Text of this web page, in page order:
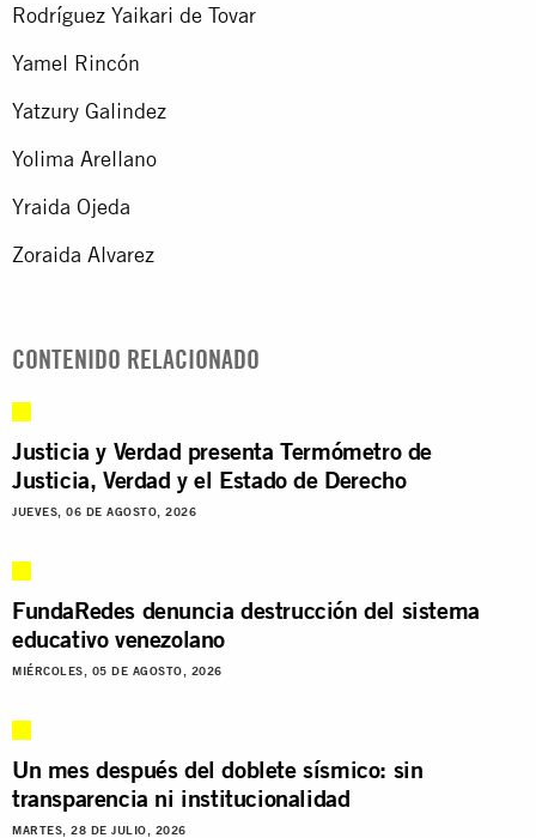
Rodríguez Yaikari de Tovar
Yamel Rincón
Yatzury Galindez
Yolima Arellano
Yraida Ojeda
Zoraida Alvarez
CONTENIDO RELACIONADO
Justicia y Verdad presenta Termómetro de
Justicia, Verdad y el Estado de Derecho
JUEVES, 06 DE AGOSTO, 2026
FundaRedes denuncia destrucción del sistema
educativo venezolano
MIÉRCOLES, 05 DE AGOSTO, 2026
Un mes después del doblete sísmico: sin
transparencia ni institucionalidad
MARTES, 28 DE JULIO, 2026